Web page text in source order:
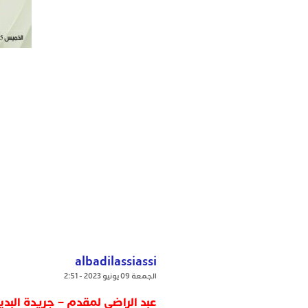
albadilassiassi
الجمعة 09 يونيو 2023 - 2:51
عبد الراضي لمقدم – جريدة